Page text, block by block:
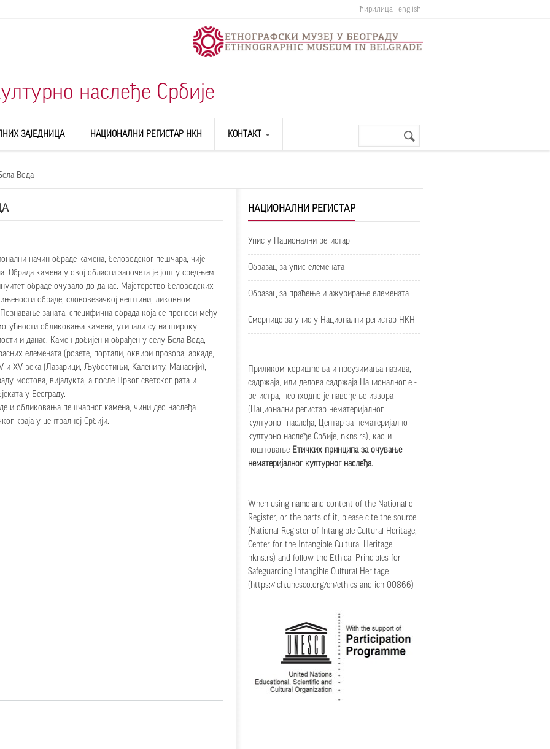
ћирилица english
наслеђе Србије
ЗАЈЕДНИЦА НАЦИОНАЛНИ РЕГИСТАР НКН КОНТАКТ
Вода
начин обраде камена, беловодског пешчара, чије
Обрада камена у овој области започета је још у средњем
обраде очувало до данас. Мајсторство беловодских
обраде, слововезачкој вештини, ликовном
заната, специфична обрада која се преноси међу
обликовања камена, утицали су на широку
и данас. Камен добијен и обрађен у селу Бела Вода,
елемената (розете, портали, оквири прозора, аркаде,
и XV века (Лазарици, Љубостињи, Каленићу, Манасији),
мостова, вијадукта, а после Првог светског рата и
у Београду.
и обликовања пешчарног камена, чини део наслеђа
краја у централној Србији.
НАЦИОНАЛНИ РЕГИСТАР
Упис у Национални регистар
Образац за упис елемената
Образац за праћење и ажурирање елемената
Смернице за упис у Национални регистар НКН
Приликом коришћења и преузимања назива,
садржаја, или делова садржаја Националног е -
регистра, неопходно је навођење извора
(Национални регистар нематеријалног
културног наслеђа, Центар за нематеријално
културно наслеђе Србије, nkns.rs), као и
поштовање Етичких принципа за очување
нематеријалног културног наслеђа.
When using name and content of the National e-
Register, or the parts of it, please cite the source
(National Register of Intangible Cultural Heritage,
Center for the Intangible Cultural Heritage,
nkns.rs) and follow the Ethical Principles for
Safeguarding Intangible Cultural Heritage.
https://ich.unesco.org/en/ethics-and-ich-00866)
.